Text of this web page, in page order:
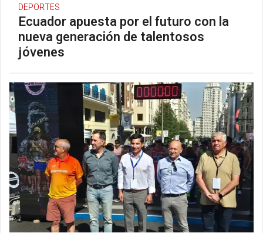
DEPORTES
Ecuador apuesta por el futuro con la
nueva generación de talentosos
jóvenes